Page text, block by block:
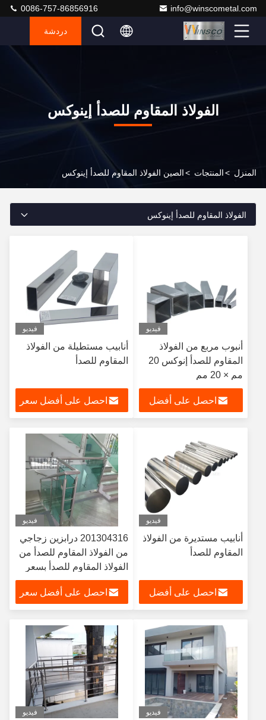
info@winscometal.com
0086-757-86856916
دردشة
الفولاذ المقاوم للصدأ إينوكس
المنزل >المنتجات >الصين الفولاذ المقاوم للصدأ إينوكس
الفولاذ المقاوم للصدأ إينوكس
فيديو
أنبوب مربع من الفولاذ
المقاوم للصدأ إنوكس 20
مم × 20 مم
احصل على أفضل
فيديو
أنابيب مستطيلة من الفولاذ
المقاوم للصدأ
احصل على أفضل سعر
فيديو
أنابيب مستديرة من الفولاذ
المقاوم للصدأ
احصل على أفضل
فيديو
201304316 درابزين زجاجي
من الفولاذ المقاوم للصدأ من
الفولاذ المقاوم للصدأ بسعر
المصنع
احصل على أفضل سعر
فيديو فيديو